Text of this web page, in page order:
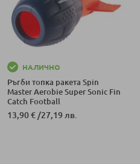
НАЛИЧНО
Ръгби топка ракета Spin
Master Aerobie Super Sonic Fin
Catch Football
13,90 €/27,19 лв.